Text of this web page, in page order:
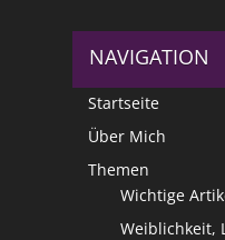
NAVIGATION
Startseite
Über Mich
Themen
Wichtige
Weiblichkeit,